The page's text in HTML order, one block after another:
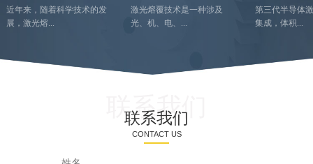
近年来，随着科学技术的发
展，激光熔...
激光熔覆技术是一种涉及
光、机、电、...
第三代半导体
集成，体积...
联系我们
联系我们
CONTACT US